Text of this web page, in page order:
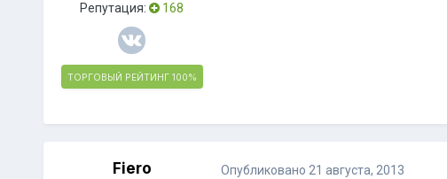
Репутация:
168
ТОРГОВЫЙ РЕЙТИНГ 100%
Fiero Опубликовано 21 августа, 2013